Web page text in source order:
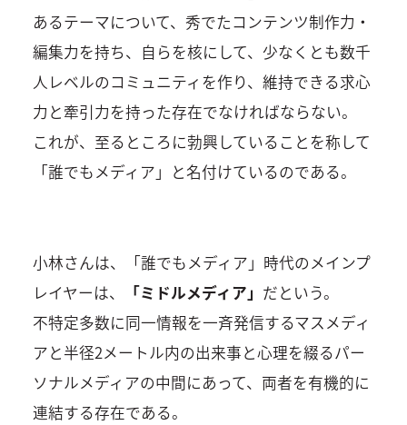
あるテーマについて、秀でたコンテンツ制作力・
編集力を持ち、自らを核にして、少なくとも数千
人レベルのコミュニティを作り、維持できる求心
力と牽引力を持った存在でなければならない。
これが、至るところに勃興していることを称して
「誰でもメディア」と名付けているのである。
小林さんは、「誰でもメディア」時代のメインプ
レイヤーは、
「ミドルメディア」 だという。
不特定多数に同一情報を一斉発信するマスメディ
アと半径2メートル内の出来事と心理を綴るパー
ソナルメディアの中間にあって、両者を有機的に
連結する存在である。